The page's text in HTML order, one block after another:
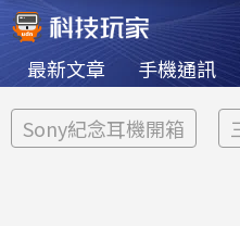
最新文章 手機通訊
Sony紀念耳機開箱